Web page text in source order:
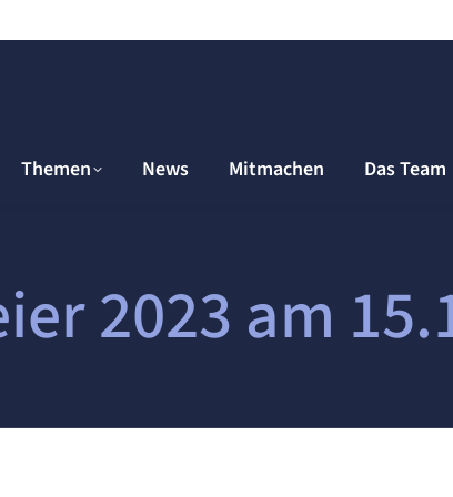
Themen News Mitmachen Das Team
2023 am